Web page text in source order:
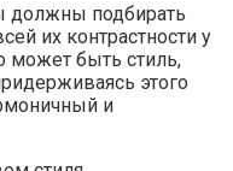
должны подбирать
их контрастности у
может быть стиль,
этого
и